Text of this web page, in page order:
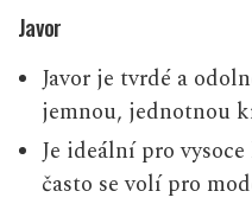
Javor
Javor je tvrdé a
jemnou, jednotnou
Je ideální pro
často se volí pro